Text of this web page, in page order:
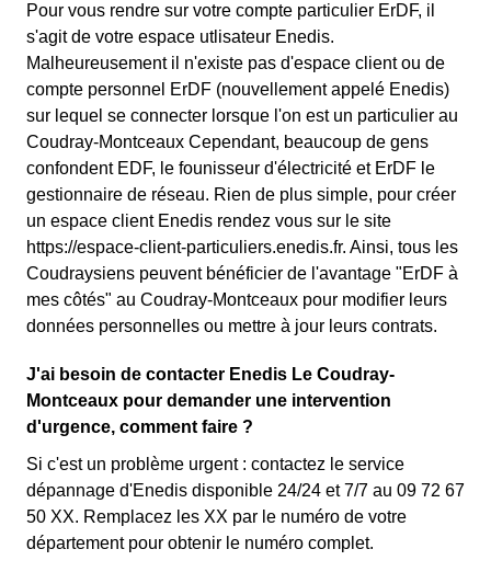
Pour vous rendre sur votre compte particulier ErDF, il
s'agit de votre espace utlisateur Enedis.
Malheureusement il n'existe pas d'espace client ou de
compte personnel ErDF (nouvellement appelé Enedis)
sur lequel se connecter lorsque l'on est un particulier au
Coudray-Montceaux Cependant, beaucoup de gens
confondent EDF, le founisseur d'électricité et ErDF le
gestionnaire de réseau. Rien de plus simple, pour créer
un espace client Enedis rendez vous sur le site
https://espace-client-particuliers.enedis.fr. Ainsi, tous les
Coudraysiens peuvent bénéficier de l'avantage "ErDF à
mes côtés" au Coudray-Montceaux pour modifier leurs
données personnelles ou mettre à jour leurs contrats.
J'ai besoin de contacter Enedis Le Coudray-
Montceaux pour demander une intervention
d'urgence, comment faire ?
Si c'est un problème urgent : contactez le service
dépannage d'Enedis disponible 24/24 et 7/7 au 09 72 67
50 XX. Remplacez les XX par le numéro de votre
département pour obtenir le numéro complet.